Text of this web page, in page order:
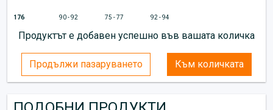
176 90 - 92 75 - 77 92 - 94
Продуктът е добавен успешно във вашата количка
Продължи пазаруването Към количката